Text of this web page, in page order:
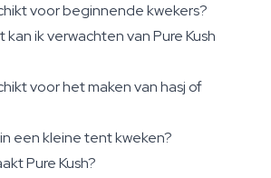
voor beginnende kwekers?
ik verwachten van Pure Kush
voor het maken van hasj of
in een kleine tent kweken?
Pure Kush?